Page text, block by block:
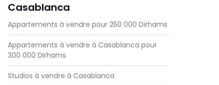
Casablanca
Appartements à vendre pour 250 000 Dirhams
Appartements à vendre à Casablanca pour
300 000 Dirhams
Studios à vendre à Casablanca